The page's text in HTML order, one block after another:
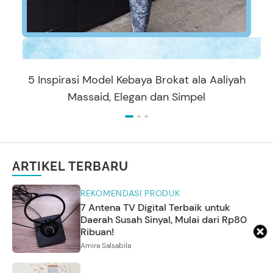
5 Inspirasi Model Kebaya Brokat ala Aaliyah
Massaid, Elegan dan Simpel
ARTIKEL TERBARU
REKOMENDASI PRODUK
7 Antena TV Digital Terbaik untuk
Daerah Susah Sinyal, Mulai dari Rp80
Ribuan!
Amira Salsabila